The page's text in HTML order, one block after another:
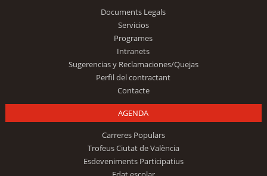
Documents Legals
Servicios
Programes
Intranets
Sugerencias y Reclamaciones/Quejas
Perfil del contractant
Contacte
AGENDA
Carreres Populars
Trofeus Ciutat de València
Esdeveniments Participatius